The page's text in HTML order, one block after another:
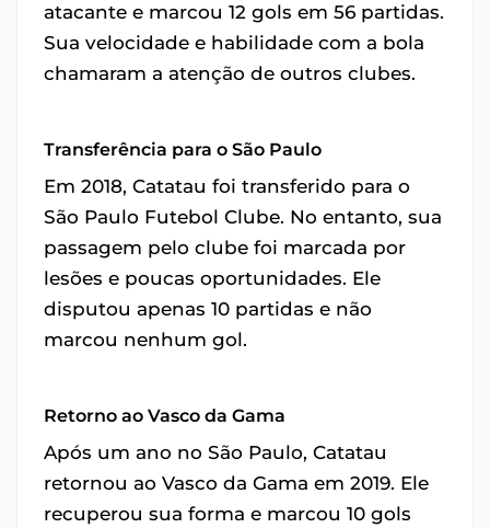
atacante e marcou 12 gols em 56 partidas.
Sua velocidade e habilidade com a bola
chamaram a atenção de outros clubes.
Transferência para o São Paulo
Em 2018, Catatau foi transferido para o
São Paulo Futebol Clube. No entanto, sua
passagem pelo clube foi marcada por
lesões e poucas oportunidades. Ele
disputou apenas 10 partidas e não
marcou nenhum gol.
Retorno ao Vasco da Gama
Após um ano no São Paulo, Catatau
retornou ao Vasco da Gama em 2019. Ele
recuperou sua forma e marcou 10 gols